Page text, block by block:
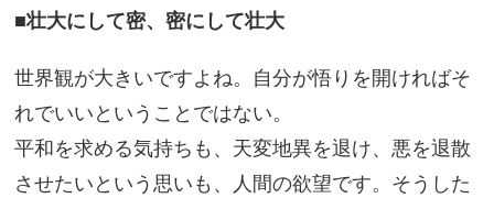
■壮大にして密、密にして壮大
世界観が大きいですよね。自分が悟りを開ければそ
れでいいということではない。
平和を求める気持ちも、天変地異を退け、悪を退散
させたいという思いも、人間の欲望です。そうした